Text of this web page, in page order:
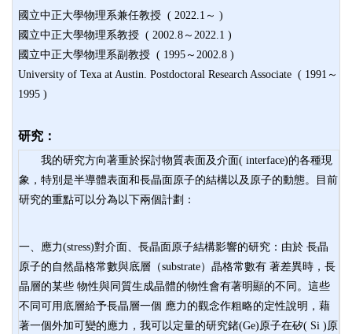
國立中正大學物理系兼任教授 ( 2022.1～ )
國立中正大學物理系教授 ( 2002.8～2022.1 )
國立中正大學物理系副教授 ( 1995～2002.8 )
University of Texa at Austin. Postdoctoral Research Associate ( 1991～
1995 )
研究：
我的研究方向著重於探討物質表面及介面( interface)的各種現
象，特別是半導體表面和長晶面原子的結構以及原子的動態。目前
研究的重點可以分為以下兩個計劃：
一、應力(stress)對介面、長晶面原子結構影響的研究：由於 長晶
原子的自然晶格常數與底層（substrate）晶格常數有 著差異時，長
晶層的某些 物性與同質生成晶體的物性會有著明顯的不同。這些
不同可用底層給予長晶層一個 應力的觀念作粗略的定性說明，藉
著一個外加可變的應力，我可以定量的研究鍺(Ge)原子在矽( Si )原